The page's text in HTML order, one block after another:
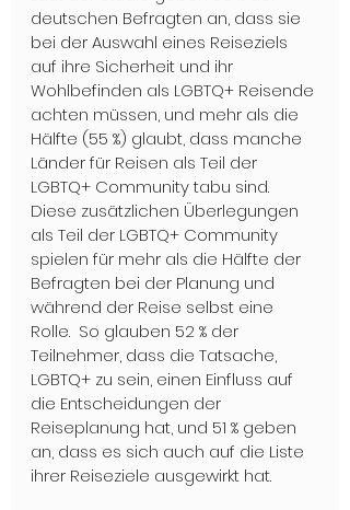
deutschen Befragten an, dass sie
bei der Auswahl eines Reiseziels
auf ihre Sicherheit und ihr
Wohlbefinden als LGBTQ+ Reisende
achten müssen, und mehr als die
Hälfte (55 %) glaubt, dass manche
Länder für Reisen als Teil der
LGBTQ+ Community tabu sind.
Diese zusätzlichen Überlegungen
als Teil der LGBTQ+ Community
spielen für mehr als die Hälfte der
Befragten bei der Planung und
während der Reise selbst eine
Rolle.  So glauben 52 % der
Teilnehmer, dass die Tatsache,
LGBTQ+ zu sein, einen Einfluss auf
die Entscheidungen der
Reiseplanung hat, und 51 % geben
an, dass es sich auch auf die Liste
ihrer Reiseziele ausgewirkt hat.